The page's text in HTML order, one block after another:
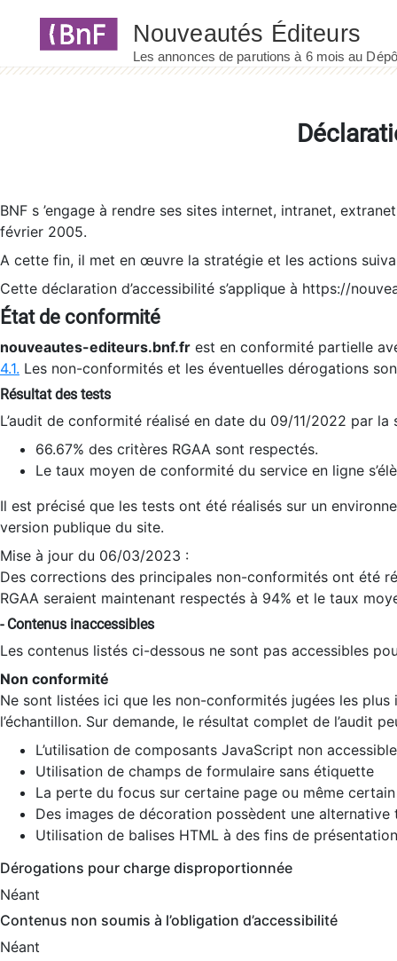
BNF s ’engage à rendre ses sites internet, intranet,
février 2005.
A cette fin, il met en œuvre la stratégie et les actions
Cette déclaration d’accessibilité s’applique à https://
État de conformité
nouveautes-editeurs.bnf.fr est en conformité partielle
4.1. Les non-conformités et les éventuelles dérogations
Résultat des tests
L’audit de conformité réalisé en date du 09/11/2022 par
66.67% des critères RGAA sont respectés.
Le taux moyen de conformité du service en ligne
Il est précisé que les tests ont été réalisés sur un
version publique du site.
Mise à jour du 06/03/2023 :
Des corrections des principales non-conformités ont été
RGAA seraient maintenant respectés à 94% et le taux
- Contenus inaccessibles
Les contenus listés ci-dessous ne sont pas accessibles
Non conformité
Ne sont listées ici que les non-conformités jugées les
l’échantillon. Sur demande, le résultat complet de l’audit
L’utilisation de composants JavaScript non
Utilisation de champs de formulaire sans étiquette
La perte du focus sur certaine page ou même
Des images de décoration possèdent une alternative
Utilisation de balises HTML à des fins de
Dérogations pour charge disproportionnée
Néant
Contenus non soumis à l’obligation d’accessibilité
Néant